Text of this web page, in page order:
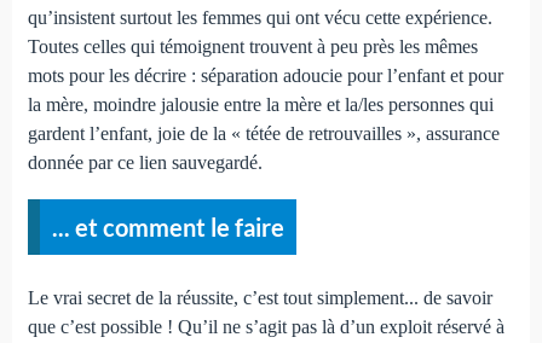
qu’insistent surtout les femmes qui ont vécu cette expérience.
Toutes celles qui témoignent trouvent à peu près les mêmes
mots pour les décrire : séparation adoucie pour l’enfant et pour
la mère, moindre jalousie entre la mère et la/les personnes qui
gardent l’enfant, joie de la « tétée de retrouvailles », assurance
donnée par ce lien sauvegardé.
... et comment le faire
Le vrai secret de la réussite, c’est tout simplement... de savoir
que c’est possible ! Qu’il ne s’agit pas là d’un exploit réservé à